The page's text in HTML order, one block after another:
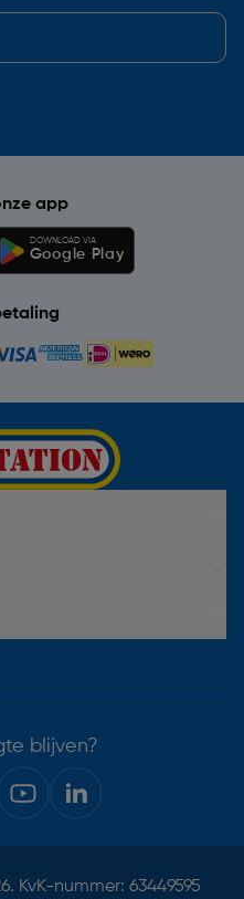
app
DOWNLOAD VIA
Google Play
blijven?
KvK-nummer: 63449595